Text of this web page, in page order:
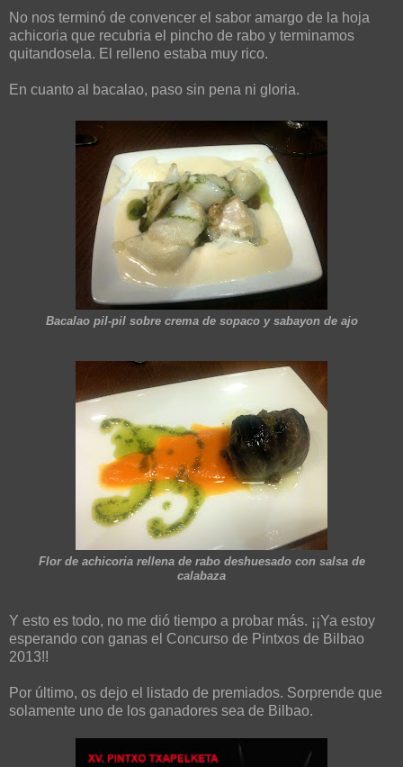
No nos terminó de convencer el sabor amargo de la hoja
achicoria que recubria el pincho de rabo y terminamos
quitandosela. El relleno estaba muy rico.
En cuanto al bacalao, paso sin pena ni gloria.
Bacalao pil-pil sobre crema de sopaco y sabayon de ajo
Flor de achicoria rellena de rabo deshuesado con salsa de
calabaza
Y esto es todo, no me dió tiempo a probar más. ¡¡Ya estoy
esperando con ganas el Concurso de Pintxos de Bilbao
2013!!
Por último, os dejo el listado de premiados. Sorprende que
solamente uno de los ganadores sea de Bilbao.